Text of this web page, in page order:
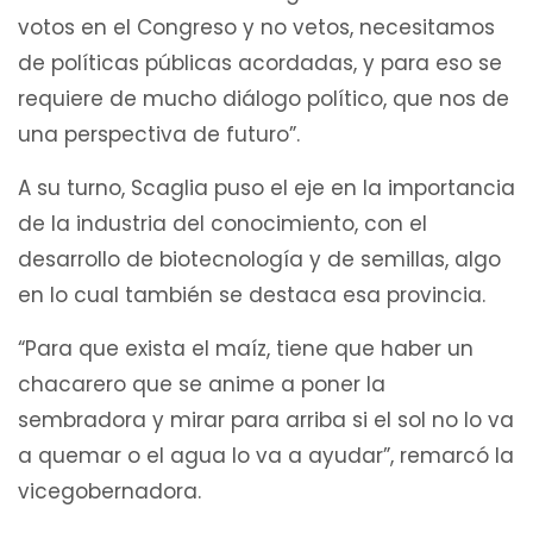
votos en el Congreso y no vetos, necesitamos
de políticas públicas acordadas, y para eso se
requiere de mucho diálogo político, que nos de
una perspectiva de futuro”.
A su turno, Scaglia puso el eje en la importancia
de la industria del conocimiento, con el
desarrollo de biotecnología y de semillas, algo
en lo cual también se destaca esa provincia.
“Para que exista el maíz, tiene que haber un
chacarero que se anime a poner la
sembradora y mirar para arriba si el sol no lo va
a quemar o el agua lo va a ayudar”, remarcó la
vicegobernadora.